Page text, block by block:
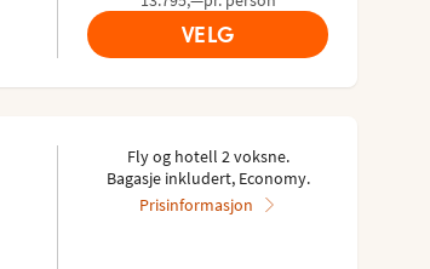
VELG
Fly og hotell 2 voksne.
Bagasje inkludert, Economy.
Prisinformasjon